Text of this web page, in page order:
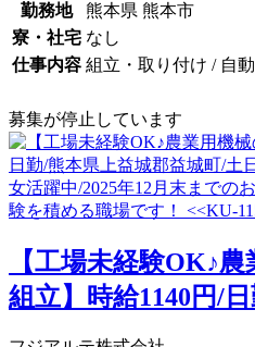
勤務地
熊本県 熊本市
寮・社宅 なし
仕事内容 組立・取り付け / 自
募集が停止しています
【工場未経験OK♪
組立】時給1140円/